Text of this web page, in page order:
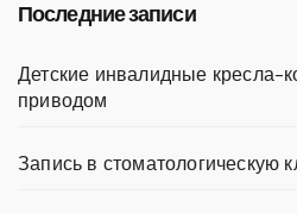
Последние записи
Детские инвалидные кресла-
приводом
Запись в стоматологическую